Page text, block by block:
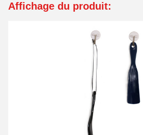
Affichage du produit: